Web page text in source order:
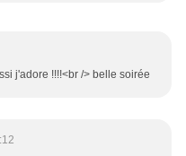
j'adore !!!!<br /> belle soirée